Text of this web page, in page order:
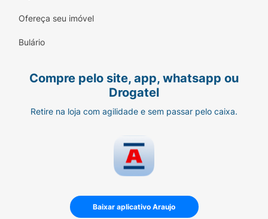
Ofereça seu imóvel
Bulário
Compre pelo site, app, whatsapp ou
Drogatel
Retire na loja com agilidade e sem passar pelo caixa.
Baixar aplicativo Araujo